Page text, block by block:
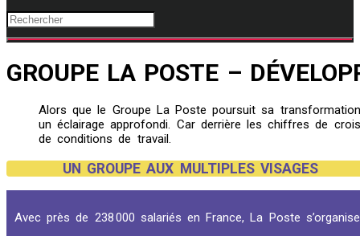
GROUPE LA POSTE –
Alors que le Groupe La Poste poursuit sa
un éclairage approfondi. Car derrière les chiffres de
de conditions de travail.
UN GROUPE AUX MULTIPLES VISAGES
Avec près de 238 000 salariés en France, La Poste